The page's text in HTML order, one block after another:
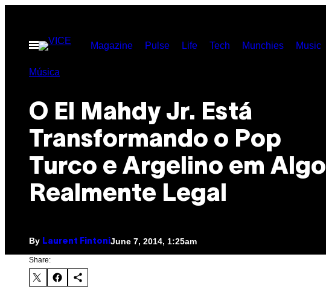
contentOpen
Menu
Magazine Pulse Life Tech Munchies Music
Música
O El Mahdy Jr. Está
Transformando o Pop
Turco e Argelino em Algo
Realmente Legal
By Laurent Fintoni June 7, 2014, 1:25am
Share: